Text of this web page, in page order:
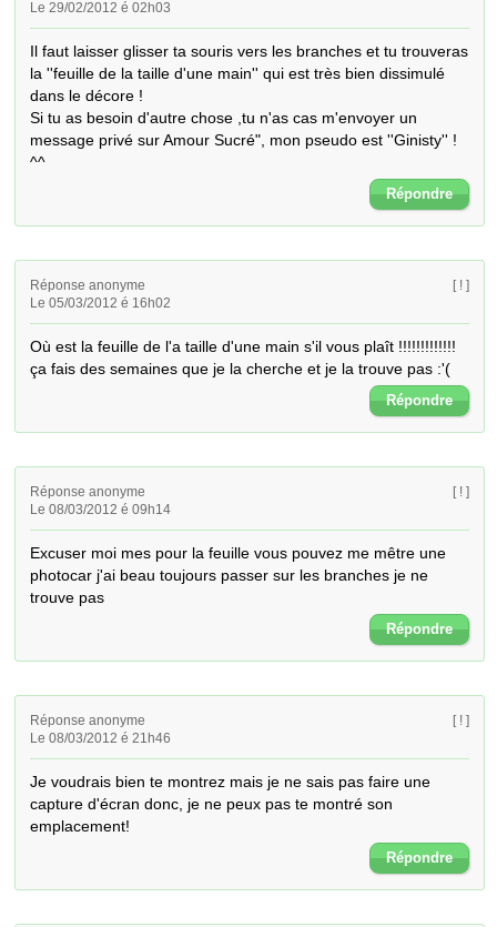
Le 29/02/2012 é 02h03
Il faut laisser glisser ta souris vers les branches et tu trouveras
la ''feuille de la taille d'une main'' qui est très bien dissimulé
dans le décore !
Si tu as besoin d'autre chose ,tu n'as cas m'envoyer un
message privé sur Amour Sucré", mon pseudo est ''Ginisty'' !
^^
Répondre
Réponse anonyme
Le 05/03/2012 é 16h02
[ ! ]
Où est la feuille de l'a taille d'une main s'il vous plaît !!!!!!!!!!!!!
ça fais des semaines que je la cherche et je la trouve pas :'(
Répondre
Réponse anonyme
Le 08/03/2012 é 09h14
[ ! ]
Excuser moi mes pour la feuille vous pouvez me mêtre une
photocar j'ai beau toujours passer sur les branches je ne
trouve pas
Répondre
Réponse anonyme
Le 08/03/2012 é 21h46
[ ! ]
Je voudrais bien te montrez mais je ne sais pas faire une
capture d'écran donc, je ne peux pas te montré son
emplacement!
Répondre